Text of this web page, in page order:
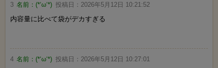
3 名前： (*‘ω‘*) 投稿日： 2026年5月12日 10:21:52
内容量に比べて袋がデカすぎる
4 名前： (*‘ω‘*) 投稿日： 2026年5月12日 10:27:01